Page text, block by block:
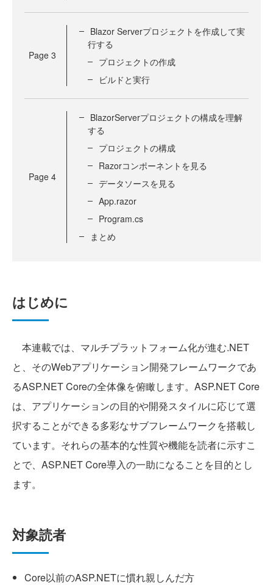
Page 3
Blazor Serverプロジェクトを作成して実
行する
プロジェクトの作成
ビルドと実行
Page 4
BlazorServerプロジェクトの構成を理解
する
プロジェクトの構成
Razorコンポーネントを見る
データソースを見る
App.razor
Program.cs
まとめ
はじめに
本連載では、マルチプラットフォーム化が進む.NET
と、そのWebアプリケーション開発フレームワークであ
るASP.NET Coreの全体像を俯瞰します。ASP.NET Core
は、アプリケーションの目的や開発スタイルに応じて選
択することができる多彩なサブフレームワークを搭載し
ています。それらの基本的な性質や機能を読者に示すこ
とで、ASP.NET Core導入の一助になることを目的とし
ます。
対象読者
Core以前のASP.NETに慣れ親しんだ方